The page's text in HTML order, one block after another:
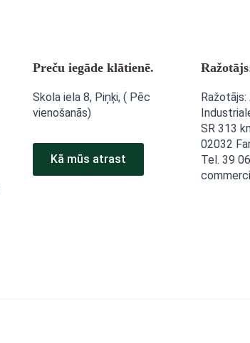
Preču iegāde klātienē.
Skola iela 8, Piņķi, ( Pēc
vienošanās)
Kā mūs atrast
SR 313
02032
Tel. 39